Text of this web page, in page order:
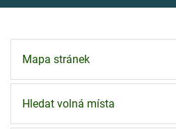
Mapa stránek
Hledat volná místa